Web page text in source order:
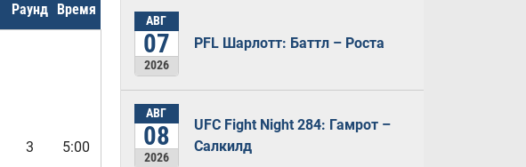
Раунд Время
3 5:00
АВГ
07
2026
PFL Шарлотт: Баттл – Роста
АВГ
08
2026
UFC Fight Night 284: Гамрот –
Салкилд